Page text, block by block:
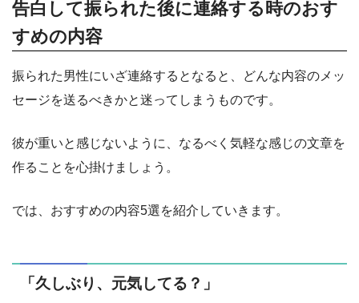
告白して振られた後に連絡する時のおす
すめの内容
振られた男性にいざ連絡するとなると、どんな内容のメッ
セージを送るべきかと迷ってしまうものです。
彼が重いと感じないように、なるべく気軽な感じの文章を
作ることを心掛けましょう。
では、おすすめの内容5選を紹介していきます。
「久しぶり、元気してる？」